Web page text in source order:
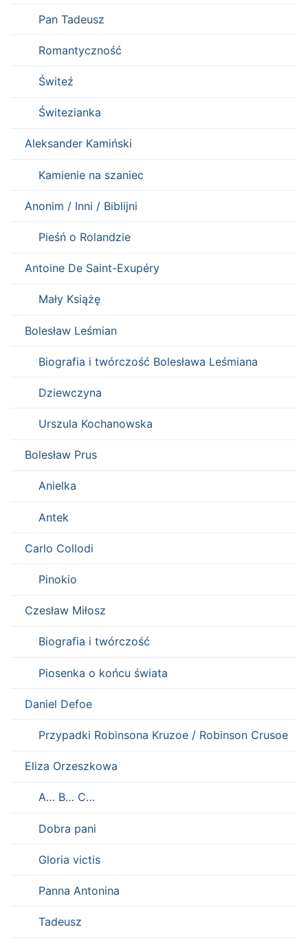
Pan Tadeusz
Romantyczność
Świteź
Świtezianka
Aleksander Kamiński
Kamienie na szaniec
Anonim / Inni / Biblijni
Pieśń o Rolandzie
Antoine De Saint-Exupéry
Mały Książę
Bolesław Leśmian
Biografia i twórczość Bolesława Leśmiana
Dziewczyna
Urszula Kochanowska
Bolesław Prus
Anielka
Antek
Carlo Collodi
Pinokio
Czesław Miłosz
Biografia i twórczość
Piosenka o końcu świata
Daniel Defoe
Przypadki Robinsona Kruzoe / Robinson Crusoe
Eliza Orzeszkowa
A… B… C…
Dobra pani
Gloria victis
Panna Antonina
Tadeusz